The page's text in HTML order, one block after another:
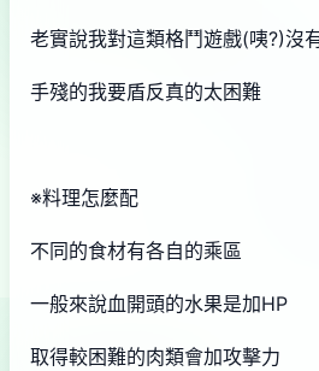
老實說我對這類格鬥遊戲(咦?)沒
手殘的我要盾反真的太困難
※料理怎麼配
不同的食材有各自的乘區
一般來說血開頭的水果是加HP
取得較困難的肉類會加攻擊力